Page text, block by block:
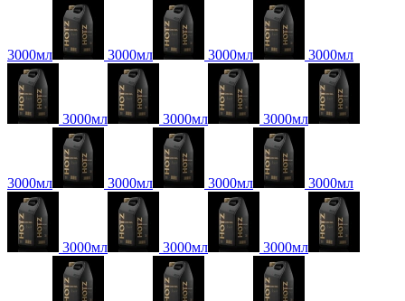
3000мл 3000мл 3000мл 3000мл
3000мл 3000мл 3000мл
3000мл 3000мл 3000мл 3000мл
3000мл 3000мл 3000мл